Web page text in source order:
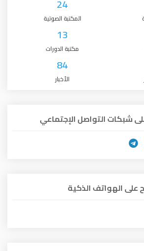
24
المكتبة الصوتية
13
مكتبة الدورات
84
الأخبار
شبكات التواصل الإجتماعي
الهواتف الذكية